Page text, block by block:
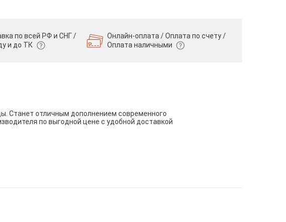
по всей РФ и СНГ /
и до ТК
Онлайн-оплата / Оплата по счету /
Оплата наличными
Станет отличным дополнением современного
по выгодной цене с удобной доставкой